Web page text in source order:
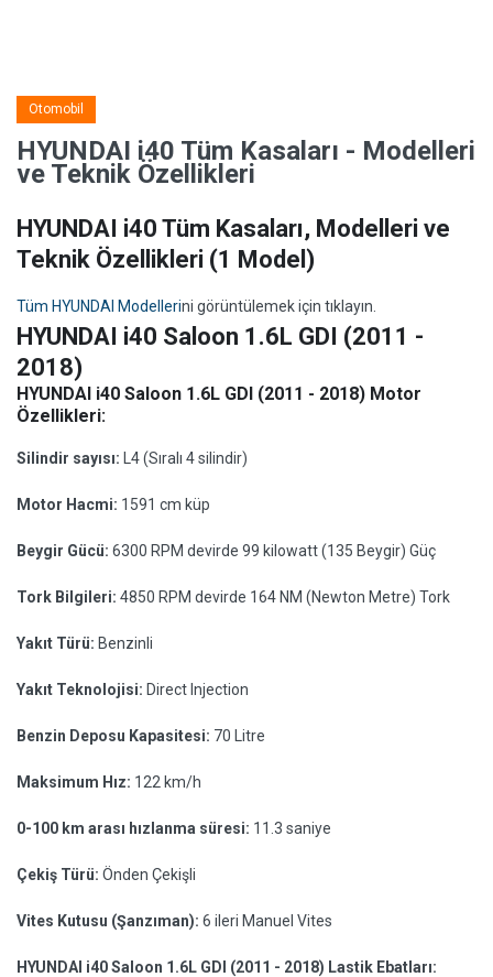
Otomobil
HYUNDAI i40 Tüm Kasaları - Modelleri
ve Teknik Özellikleri
HYUNDAI i40 Tüm Kasaları, Modelleri ve
Teknik Özellikleri (1 Model)
Tüm HYUNDAI Modellerini görüntülemek için tıklayın.
HYUNDAI i40 Saloon 1.6L GDI (2011 -
2018)
HYUNDAI i40 Saloon 1.6L GDI (2011 - 2018) Motor
Özellikleri:
Silindir sayısı: L4 (Sıralı 4 silindir)
Motor Hacmi: 1591 cm küp
Beygir Gücü: 6300 RPM devirde 99 kilowatt (135 Beygir) Güç
Tork Bilgileri: 4850 RPM devirde 164 NM (Newton Metre) Tork
Yakıt Türü: Benzinli
Yakıt Teknolojisi: Direct Injection
Benzin Deposu Kapasitesi: 70 Litre
Maksimum Hız: 122 km/h
0-100 km arası hızlanma süresi: 11.3 saniye
Çekiş Türü: Önden Çekişli
Vites Kutusu (Şanzıman): 6 ileri Manuel Vites
HYUNDAI i40 Saloon 1.6L GDI (2011 - 2018) Lastik Ebatları: